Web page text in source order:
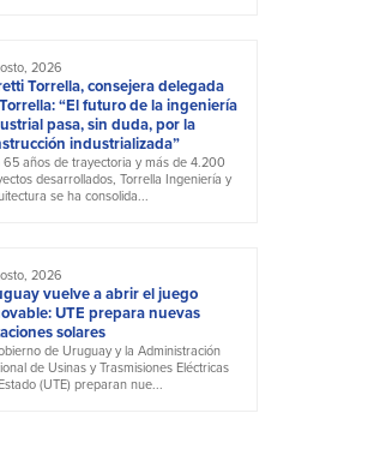
2026
Torrella, consejera delegada
“El futuro de la ingeniería
pasa, sin duda, por la
industrializada”
65 años de trayectoria y más de 4.200
desarrollados, Torrella Ingeniería y
se ha consolida...
2026
vuelve a abrir el juego
UTE prepara nuevas
solares
de Uruguay y la Administración
de Usinas y Trasmisiones Eléctricas
(UTE) preparan nue...